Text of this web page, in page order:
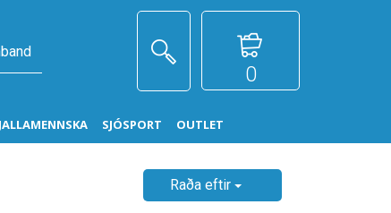
SJÓSPORT OUTLET
0
Raða eftir